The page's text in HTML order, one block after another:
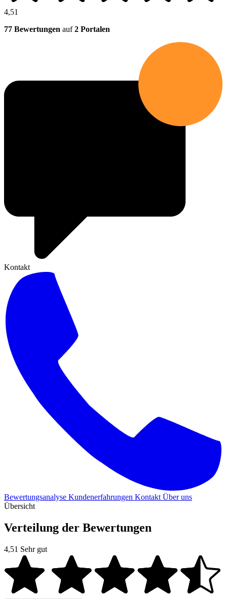
4,51
77 Bewertungen auf2 Portalen
Kontakt
Bewertungsanalyse Kundenerfahrungen Kontakt Über uns
Übersicht
Verteilung der Bewertungen
4,51 Sehr gut